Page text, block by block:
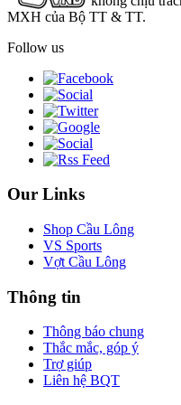
MXH của Bộ TT & TT.
Follow us
Our Links
Shop Cầu Lông
VS Sports
Vợt Cầu Lông
Thông tin
Thông báo chung
Thắc mắc, góp ý
Trợ giúp
Liên hệ BQT